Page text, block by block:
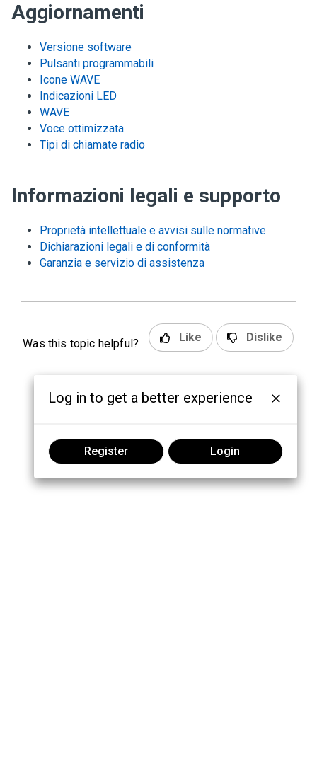
Aggiornamenti
Versione software
Pulsanti programmabili
Icone WAVE
Indicazioni LED
WAVE
Voce ottimizzata
Tipi di chiamate radio
Informazioni legali e supporto
Proprietà intellettuale e avvisi sulle normative
Dichiarazioni legali e di conformità
Garanzia e servizio di assistenza
Was this topic helpful? Like Dislike
Log in to get a better experience
Register Login